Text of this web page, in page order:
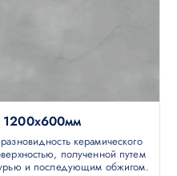
1200х600мм
керамического
полученной путем
и последующим обжигом.